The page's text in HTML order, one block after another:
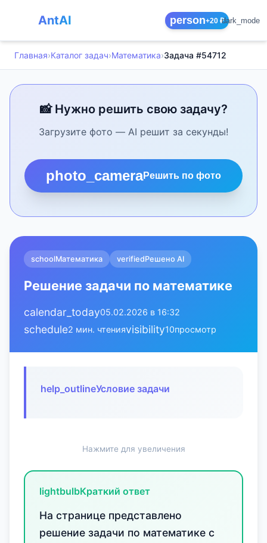
AntAI person+20 ₽dark_mode
Главная›Каталог задач›Математика›Задача #54712
📸 Нужно решить свою задачу?
Загрузите фото — AI решит за секунды!
photo_cameraРешить по фото
schoolМатематика verifiedРешено AI
Решение задачи по математике
calendar_today05.02.2026 в 16:32
schedule2 мин. чтенияvisibility10просмотр
help_outlineУсловие задачи
Нажмите для увеличения
lightbulbКраткий ответ
На странице представлено
решение задачи по математике с